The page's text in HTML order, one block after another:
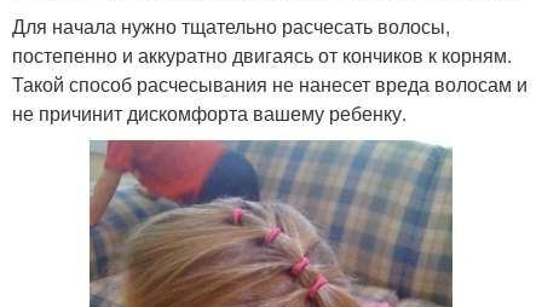
Для начала нужно тщательно расчесать волосы,
постепенно и аккуратно двигаясь от кончиков к корням.
Такой способ расчесывания не нанесет вреда волосам и
не причинит дискомфорта вашему ребенку.